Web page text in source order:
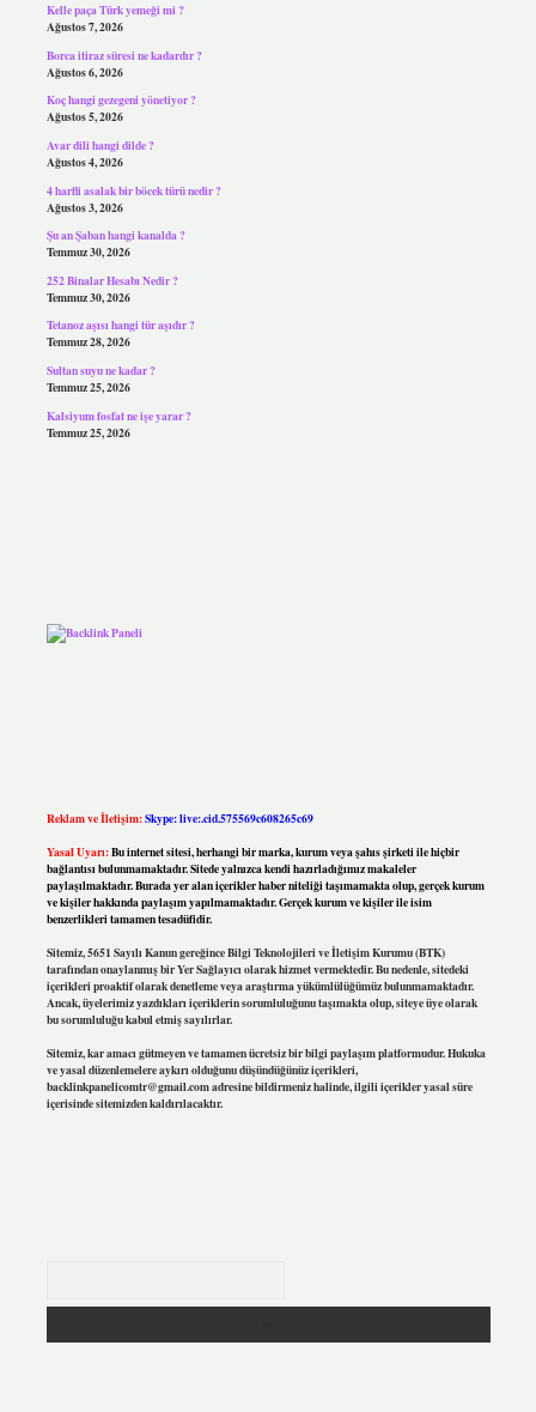
Kelle paça Türk yemeği mi ?
Ağustos 7, 2026
Borca itiraz süresi ne kadardır ?
Ağustos 6, 2026
Koç hangi gezegeni yönetiyor ?
Ağustos 5, 2026
Avar dili hangi dilde ?
Ağustos 4, 2026
4 harfli asalak bir böcek türü nedir ?
Ağustos 3, 2026
Şu an Şaban hangi kanalda ?
Temmuz 30, 2026
252 Binalar Hesabı Nedir ?
Temmuz 30, 2026
Tetanoz aşısı hangi tür aşıdır ?
Temmuz 28, 2026
Sultan suyu ne kadar ?
Temmuz 25, 2026
Kalsiyum fosfat ne işe yarar ?
Temmuz 25, 2026
Reklam ve İletişim:Skype: live:.cid.575569c608265c69
Yasal Uyarı:Bu internet sitesi, herhangi bir marka, kurum veya şahıs şirketi ile hiçbir
bağlantısı bulunmamaktadır. Sitede yalnızca kendi hazırladığımız makaleler
paylaşılmaktadır. Burada yer alan içerikler haber niteliği taşımamakta olup, gerçek kurum
ve kişiler hakkında paylaşım yapılmamaktadır. Gerçek kurum ve kişiler ile isim
benzerlikleri tamamen tesadüfidir.
Sitemiz, 5651 Sayılı Kanun gereğince Bilgi Teknolojileri ve İletişim Kurumu (BTK)
tarafından onaylanmış bir Yer Sağlayıcı olarak hizmet vermektedir. Bu nedenle, sitedeki
içerikleri proaktif olarak denetleme veya araştırma yükümlülüğümüz bulunmamaktadır.
Ancak, üyelerimiz yazdıkları içeriklerin sorumluluğunu taşımakta olup, siteye üye olarak
bu sorumluluğu kabul etmiş sayılırlar.
Sitemiz, kar amacı gütmeyen ve tamamen ücretsiz bir bilgi paylaşım platformudur. Hukuka
ve yasal düzenlemelere aykırı olduğunu düşündüğünüz içerikleri,
backlinkpanelicomtr@gmail.comadresine bildirmeniz halinde, ilgili içerikler yasal süre
içerisinde sitemizden kaldırılacaktır.